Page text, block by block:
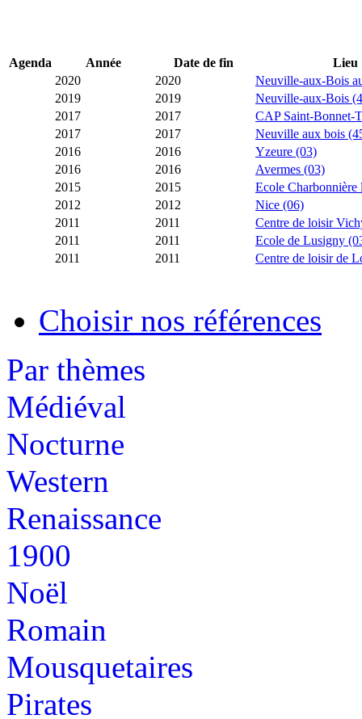
Agenda Année Date de fin
Lieu
2020
2020
Neuville-aux-Bois
2019
2019
Neuville-aux-Bois
2017
2017
CAP Saint-Bonnet-
2017
2017
Neuville aux bois
2016
2016
Yzeure (03)
2016
2016
Avermes (03)
2015
2015
Ecole Charbonnière
2012
2012
Nice (06)
2011
2011
Centre de loisir
2011
2011
Ecole de Lusigny
2011
2011 Centre de loisir de
Choisir nos références
Par thèmes
Médiéval
Nocturne
Western
Renaissance
1900
Noël
Romain
Mousquetaires
Pirates